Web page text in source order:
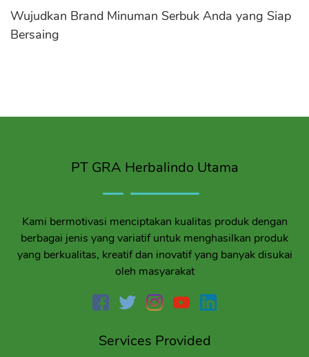
Wujudkan Brand Minuman Serbuk Anda yang Siap
Bersaing
PT GRA Herbalindo Utama
Kami bermotivasi menciptakan kualitas produk dengan
berbagai jenis yang variatif untuk menghasilkan produk
yang berkualitas, kreatif dan inovatif yang banyak disukai
oleh masyarakat
Services Provided